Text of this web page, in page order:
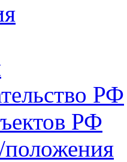
РФ
РФ